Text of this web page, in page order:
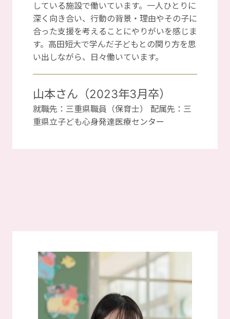
している施設で働いています。一人ひとりに
深く向き合い、行動の背景・理由やその子に
合った支援を考えることにやりがいを感じま
す。高田短大で学んだ子どもとの関り方を思
い出しながら、日々働いています。
山本さん（2023年3月卒）
就職先：三重県職員（保育士） 配属先：三
重県立子ども心身発達医療センター